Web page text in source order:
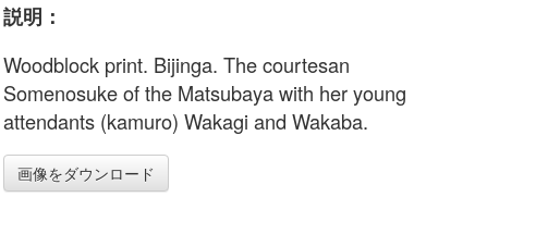
説明：
Woodblock print. Bijinga. The courtesan
Somenosuke of the Matsubaya with her young
attendants (kamuro) Wakagi and Wakaba.
画像をダウンロード